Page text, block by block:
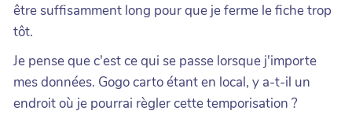
être suffisamment long pour que je ferme le fiche trop
tôt.
Je pense que c'est ce qui se passe lorsque j'importe
mes données. Gogo carto étant en local, y a-t-il un
endroit où je pourrai règler cette temporisation ?